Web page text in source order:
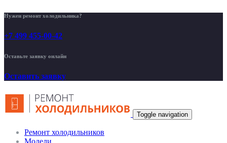
Нужен ремонт холодильника?
+7 499 455-00-42
Оставьте заявку онлайн
Оставить заявку
Toggle navigation
Ремонт холодильников